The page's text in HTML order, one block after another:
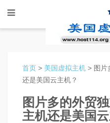
首页 > 美国虚拟主机 > 图片
还是美国云主机？
图片多的外贸
主机还是美国